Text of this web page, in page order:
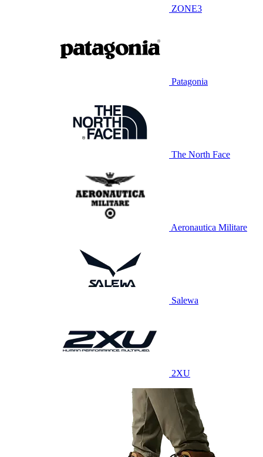
ZONE3
Patagonia
The North Face
Aeronautica Militare
Salewa
2XU